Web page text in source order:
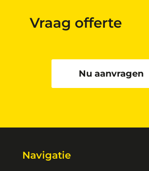
Vraag offerte
Nu aanvragen
Navigatie